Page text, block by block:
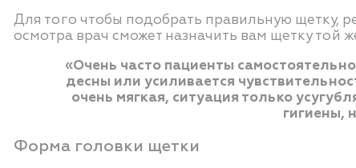
Для того чтобы подобрать правильную щетку,
осмотра врач сможет назначить вам щетку той
«Очень часто пациенты
десны или усиливается
очень мягкая, ситуация только
гигиены,
Форма головки щетки